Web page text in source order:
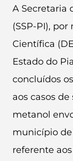
A Secretaria
(SSP-PI),
Científica
Estado do
concluídos
aos casos
metanol
município de
referente